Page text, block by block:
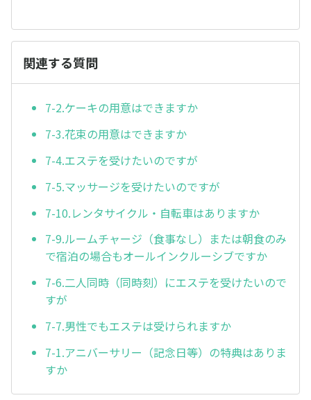
関連する質問
7-2.ケーキの用意はできますか
7-3.花束の用意はできますか
7-4.エステを受けたいのですが
7-5.マッサージを受けたいのですが
7-10.レンタサイクル・自転車はありますか
7-9.ルームチャージ（食事なし）または朝食のみ
で宿泊の場合もオールインクルーシブですか
7-6.二人同時（同時刻）にエステを受けたいので
すが
7-7.男性でもエステは受けられますか
7-1.アニバーサリー（記念日等）の特典はありま
すか